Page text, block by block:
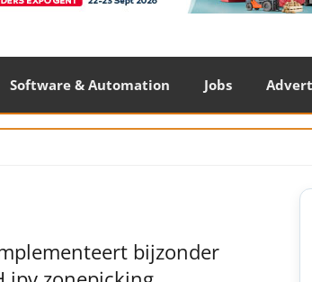
Software & Automation Jobs
bijzonder